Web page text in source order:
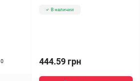
0
В наличии
444.59 грн